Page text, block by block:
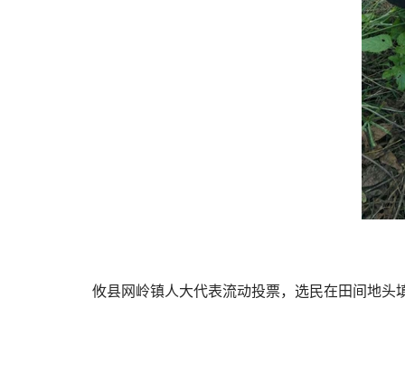
攸县网岭镇人大代表流动投票，选民在田间地头